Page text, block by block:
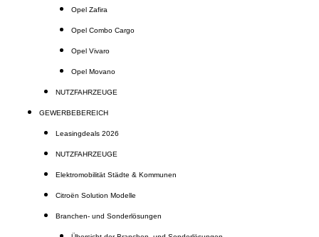
Opel Zafira
Opel Combo Cargo
Opel Vivaro
Opel Movano
NUTZFAHRZEUGE
GEWERBEBEREICH
Leasingdeals 2026
NUTZFAHRZEUGE
Elektromobilität Städte & Kommunen
Citroën Solution Modelle
Branchen- und Sonderlösungen